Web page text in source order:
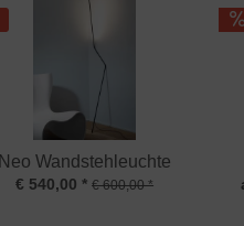
Neo Wandstehleuchte
€ 540,00 * € 600,00 *